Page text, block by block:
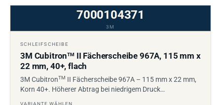
7000104371
3M
SCHLEIFSCHEIBE
3M CubitronTMII Fächerscheibe 967A, 115 mm x
22 mm, 40+, flach
3M CubitronTM II Fächerscheibe 967A – 115 mm x 22 mm,
Korn 40+. Höherer Abtrag bei niedrigem Druck…
VARIANTE WÄHLEN